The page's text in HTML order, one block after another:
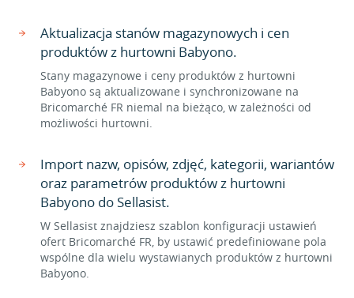
Aktualizacja stanów magazynowych i cen
produktów z hurtowni Babyono.
Stany magazynowe i ceny produktów z hurtowni
Babyono są aktualizowane i synchronizowane na
Bricomarché FR niemal na bieżąco, w zależności od
możliwości hurtowni.
Import nazw, opisów, zdjęć, kategorii, wariantów
oraz parametrów produktów z hurtowni
Babyono do Sellasist.
W Sellasist znajdziesz szablon konfiguracji ustawień
ofert Bricomarché FR, by ustawić predefiniowane pola
wspólne dla wielu wystawianych produktów z hurtowni
Babyono.